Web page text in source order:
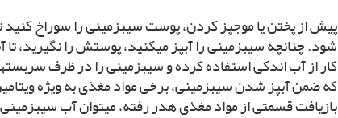
پیش از پختن یا موج‏پز کردن، پوست سیب‏زمینى را سوراخ کنید
شود. چنانچه سیب‏زمینى را آب‏پز مى‏کنید، پوستش را نگیرید، تا
کار از آب اندکى استفاده کرده و سیب‏زمینى را در ظرف
که ضمن آب‏پز شدن سیب‏زمینى، برخى مواد مغذى به ویژه
بازیافت قسمتى از مواد مغذى هدر رفته، مى‏توان آب